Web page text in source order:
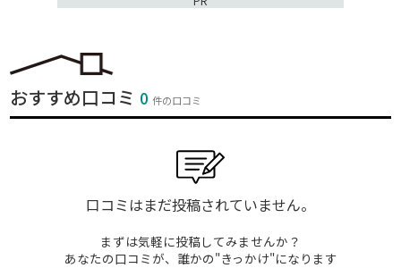
おすすめ口コミ 0件の口コミ
口コミはまだ投稿されていません。
まずは気軽に投稿してみませんか？
あなたの口コミが、誰かの"きっかけ"になります